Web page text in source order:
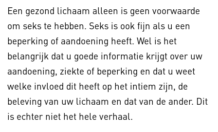
Een gezond lichaam alleen is geen voorwaarde
om seks te hebben. Seks is ook fijn als u een
beperking of aandoening heeft. Wel is het
belangrijk dat u goede informatie krijgt over uw
aandoening, ziekte of beperking en dat u weet
welke invloed dit heeft op het intiem zijn, de
beleving van uw lichaam en dat van de ander. Dit
is echter niet het hele verhaal.